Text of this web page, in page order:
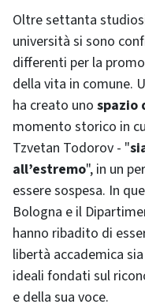
Oltre settanta
università si sono
differenti per la
della vita in comune.
ha creato uno spazio
momento storico in
Tzvetan Todorov - "
all’estremo", in un
essere sospesa. In
Bologna e il
hanno ribadito di
libertà accademica
ideali fondati sul
e della sua voce.